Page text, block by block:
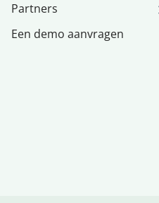
Partners
Een demo aanvragen